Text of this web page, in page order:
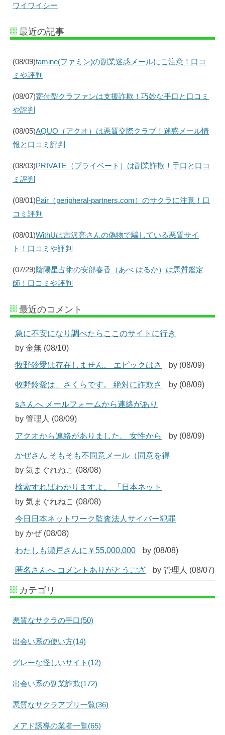
ワイワイシー
最近の記事
(08/09)famine(ファミン)の副業迷惑メールにご注意！口コ
ミや評判
(08/07)寄付型クラファンは支援詐欺！巧妙な手口と口コミ
や評判
(08/05)AQUO（アクオ）は悪質交際クラブ！迷惑メール情
報と口コミ評判
(08/03)PRIVATE（プライベート）は副業詐欺！手口と口コ
ミ評判
(08/01)Pair（peripheral-partners.com）のサクラに注意！口
コミ評判
(08/01)WithUは吉沢亮さんの偽物で騙している悪質サイ
ト！口コミや評判
(07/29)陰陽星占術の安部春香（あべ はるか）は悪質鑑定
師！口コミや評判
最近のコメント
急に不安になり調べたらここのサイトに行き
by 金無 (08/10)
牧野鈴愛は存在しません。 エピックはさ
by (08/09)
牧野鈴愛は、さくらです。 絶対に詐欺さ by (08/09)
sさんへ メールフォームから連絡があり
by 管理人 (08/09)
アクオから連絡がありました。 女性から
by (08/09)
かぜさん そもそも不同意メール（同意を得
by 気まぐれねこ (08/08)
検索すればわかりますよ。 「日本ネット
by 気まぐれねこ (08/08)
今日日本ネットワーク監査法人サイバー犯罪
by かぜ (08/08)
わたしも瀬戸さんに￥55,000,000
by (08/08)
匿名さんへ コメントありがとうござ by 管理人 (08/07)
カテゴリ
悪質なサクラの手口(50)
出会い系の使い方(14)
グレーな怪しいサイト(12)
出会い系の副業詐欺(172)
悪質なサクラアプリ一覧(36)
メアド誘導の業者一覧(65)